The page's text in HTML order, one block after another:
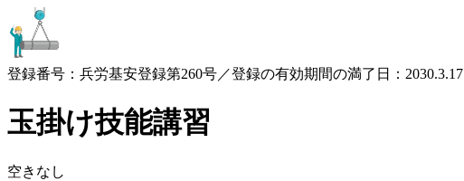
登録番号：兵労基安登録第260号／登録の有効期間の満了日：2030.3.17
玉掛け技能講習
空きなし